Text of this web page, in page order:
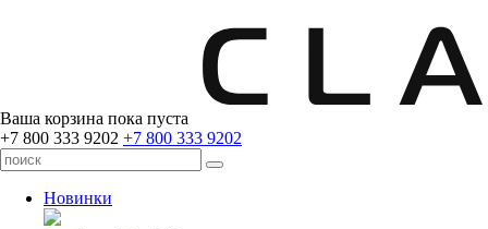
Ваша корзина пока пуста
+7 800 333 9202 +7 800 333 9202
Новинки